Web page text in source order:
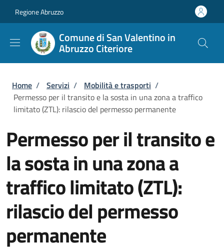
Regione Abruzzo
Comune di San Valentino in
Abruzzo Citeriore
Briciole di pane
Home / Servizi / Mobilità e trasporti /
Permesso per il transito e la sosta in una zona a traffico
limitato (ZTL): rilascio del permesso permanente
Permesso per il transito e
la sosta in una zona a
traffico limitato (ZTL):
rilascio del permesso
permanente